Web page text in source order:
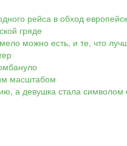
рейса в обход
гряде
можно есть, и те, что
масштабом
а девушка стала символом